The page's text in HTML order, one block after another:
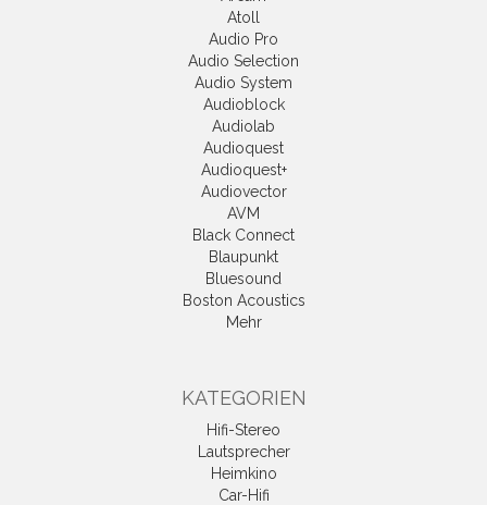
Atoll
Audio Pro
Audio Selection
Audio System
Audioblock
Audiolab
Audioquest
Audioquest+
Audiovector
AVM
Black Connect
Blaupunkt
Bluesound
Boston Acoustics
Mehr
KATEGORIEN
Hifi-Stereo
Lautsprecher
Heimkino
Car-Hifi